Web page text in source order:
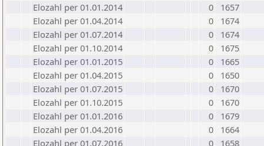
Elozahl per 01.01.2014
0
1657
Elozahl per 01.04.2014
0
1674
Elozahl per 01.07.2014
0
1674
Elozahl per 01.10.2014
0
1675
Elozahl per 01.01.2015
0
1665
Elozahl per 01.04.2015
0
1650
Elozahl per 01.07.2015
0
1670
Elozahl per 01.10.2015
0
1670
Elozahl per 01.01.2016
0
1679
Elozahl per 01.04.2016
0
1664
Elozahl per 01.07.2016
0
1658